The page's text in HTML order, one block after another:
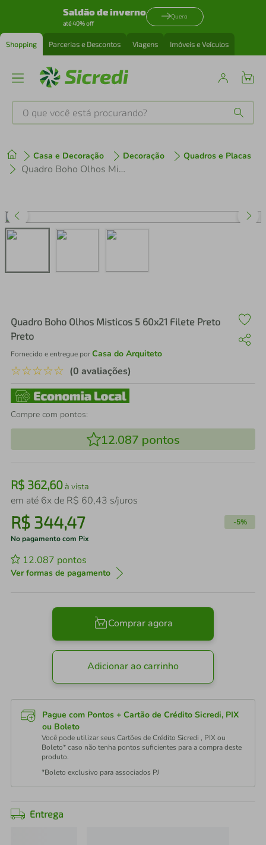
Saldão de inverno
até 40% off
Quero
Shopping Parcerias e Descontos Viagens Imóveis e Veículos
O que você está procurando?
Casa e Decoração Decoração Quadros e Placas
Quadro Boho Olhos Misticos 5 60x21 Filete Preto Preto
Quadro Boho Olhos Misticos 5 60x21 Filete Preto
Preto
Fornecido e entregue porCasa do Arquiteto
☆☆☆☆☆ (0 avaliações)
Compre com pontos:
12.087 pontos
R$ 362,60à vista
em até 6x de R$ 60,43 s/juros
R$ 344,47 -5%
No pagamento com Pix
12.087 pontos
Ver formas de pagamento
Comprar agora
Adicionar ao carrinho
Pague com Pontos + Cartão de Crédito Sicredi, PIX
ou Boleto
Você pode utilizar seus Cartões de Crédito Sicredi , PIX ou
Boleto* caso não tenha pontos suficientes para a compra deste
produto.
*Boleto exclusivo para associados PJ
Entrega
1º tenis
perfume